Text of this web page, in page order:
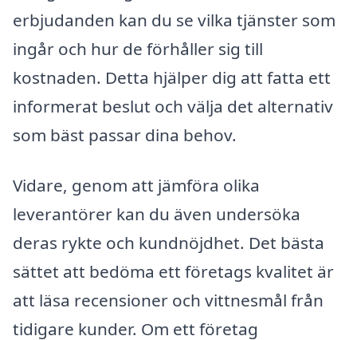
erbjudanden kan du se vilka tjänster som
ingår och hur de förhåller sig till
kostnaden. Detta hjälper dig att fatta ett
informerat beslut och välja det alternativ
som bäst passar dina behov.
Vidare, genom att jämföra olika
leverantörer kan du även undersöka
deras rykte och kundnöjdhet. Det bästa
sättet att bedöma ett företags kvalitet är
att läsa recensioner och vittnesmål från
tidigare kunder. Om ett företag